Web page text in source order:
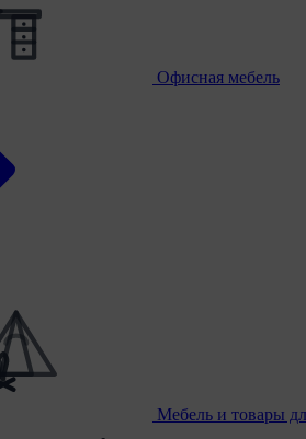
Офисная мебель
Мебель и товары